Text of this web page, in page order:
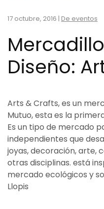
17 octubre, 2016 | De eventos
Diseño:
Arts & Crafts, es un
Mutuo, esta es la
Es un tipo de mercado
independientes que
joyas, decoración, arte,
otras disciplinas. está
mercado ecológicos y
Llopis